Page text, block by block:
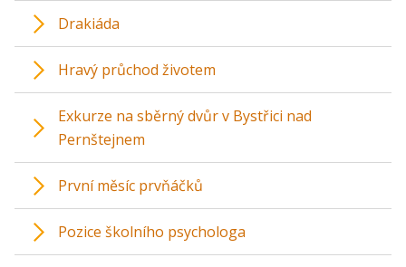
Drakiáda
Hravý průchod životem
Exkurze na sběrný dvůr v Bystřici nad
Pernštejnem
První měsíc prvňáčků
Pozice školního psychologa